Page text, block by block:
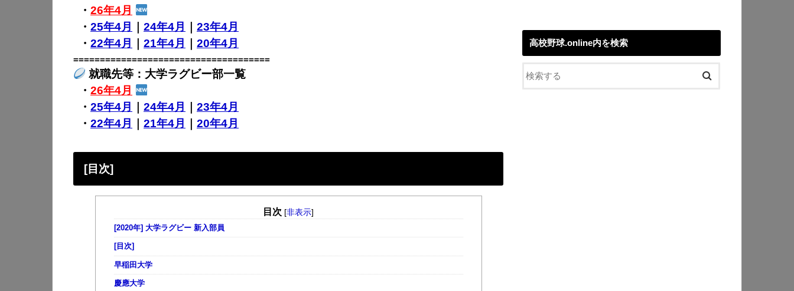
・ 26年4月
・ 25年4月 24年4月
23年4月
・ 22年4月 21年4月 20年4月
=====================================
就職先等：大学ラグビー部一覧
・ 26年4月
・ 25年4月 24年4月
23年4月
・ 22年4月 21年4月 20年4月
[目次]
目次 [非表示]
[2020年] 大学ラグビー 新入部員
[目次]
早稲田大学
慶應大学
高校野球.online内を検索